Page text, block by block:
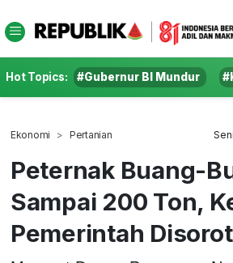
Hot Topics: #Gubernur BI Mundur
Ekonomi Pertanian
Peternak Buang-
Sampai 200 Ton,
Pemerintah Disorot